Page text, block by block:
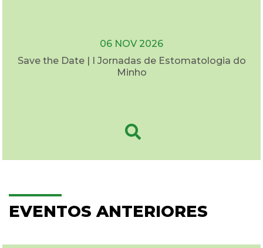
06 NOV 2026
Save the Date | I Jornadas de Estomatologia do
Minho
EVENTOS ANTERIORES